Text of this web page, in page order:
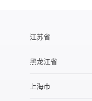
江苏省
黑龙江省
上海市